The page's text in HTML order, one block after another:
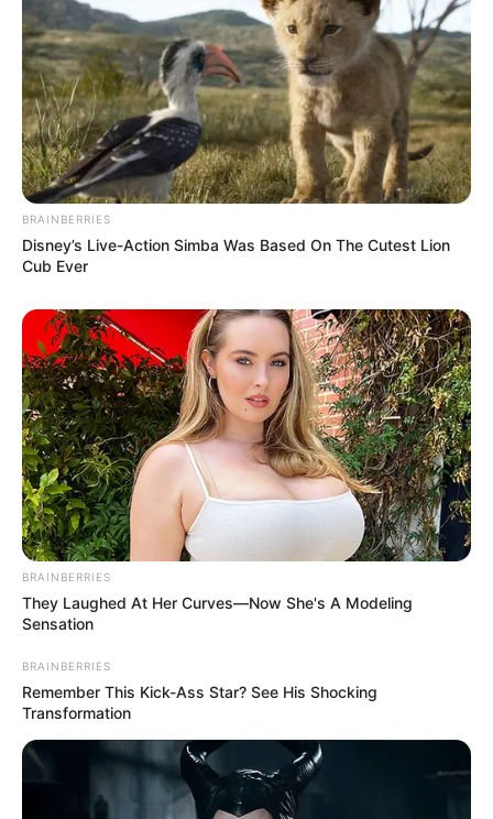
BRAINBERRIES
Disney’s Live-Action Simba Was Based On The Cutest Lion
Cub Ever
BRAINBERRIES
They Laughed At Her Curves—Now She's A Modeling
Sensation
BRAINBERRIES
Remember This Kick-Ass Star? See His Shocking
Transformation